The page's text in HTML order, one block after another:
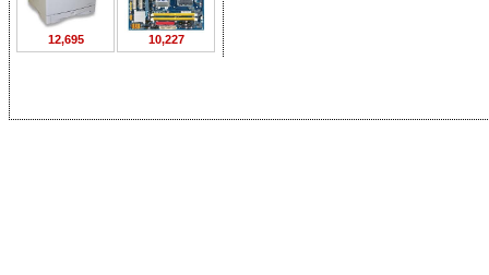
12,695 10,227